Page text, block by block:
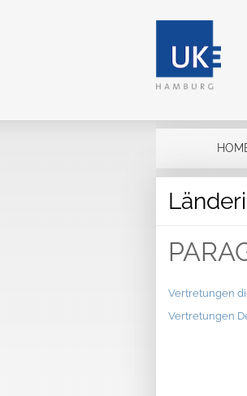
Vertretungen
Vertretungen